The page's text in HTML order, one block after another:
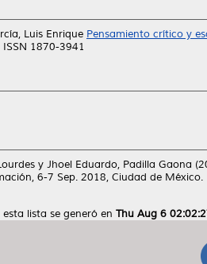
Luis Enrique Pensamiento crítico y
ISSN 1870-3941
y Jhoel Eduardo, Padilla Gaona
6-7 Sep. 2018, Ciudad de México.
esta lista se generó en Thu Aug 6